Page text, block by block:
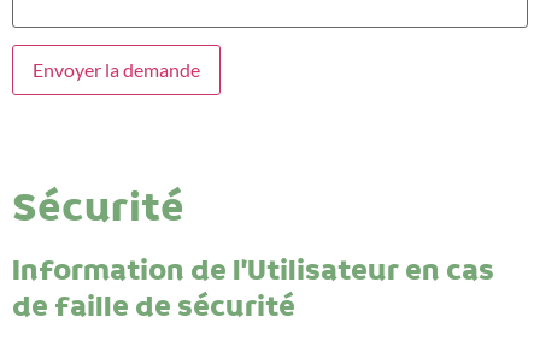
Sécurité
Information de l’Utilisateur en cas
de faille de sécurité